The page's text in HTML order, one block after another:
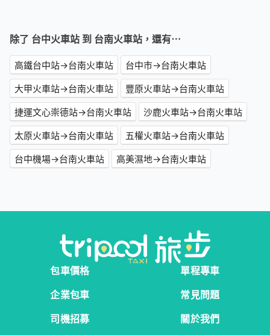
除了 台中火車站 到 台南火車站，還有⋯
高鐵台中站→台南火車站
台中市→台南火車站
大甲火車站→台南火車站
豐原火車站→台南火車站
捷運文心崇德站→台南火車站
沙鹿火車站→台南火車站
太原火車站→台南火車站
五權火車站→台南火車站
台中機場→台南火車站
高美濕地→台南火車站
包車價格
單程專車
企業包車
常見問題
司機招募
關於我們